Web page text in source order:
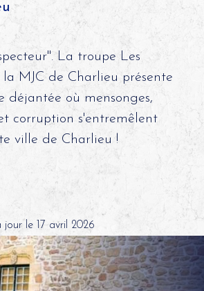
La troupe Les
la MJC de Charlieu présente
déjantée où mensonges,
corruption s'entremêlent
ville de Charlieu !
jour le 17 avril 2026